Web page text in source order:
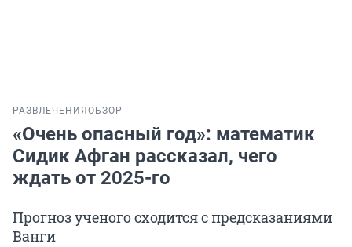
РАЗВЛЕЧЕНИЯ ОБЗОР
«Очень опасный год»: математик
Сидик Афган рассказал, чего
ждать от 2025-го
Прогноз ученого сходится с предсказаниями
Ванги